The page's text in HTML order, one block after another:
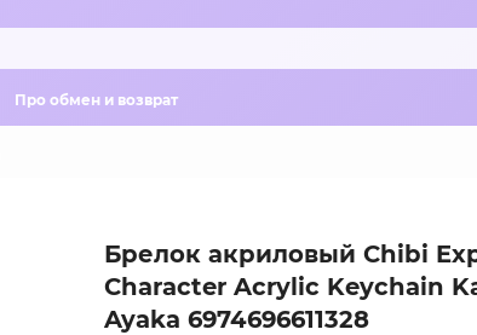
Про обмен и возврат
Брелок акриловый Chibi
Character Acrylic Keychain
Ayaka 6974696611328